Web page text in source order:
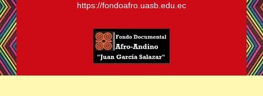
https://fondoafro.uasb.edu.ec